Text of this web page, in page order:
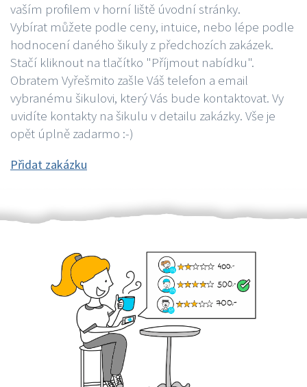
vaším profilem v horní liště úvodní stránky.
Vybírat můžete podle ceny, intuice, nebo lépe podle
hodnocení daného šikuly z předchozích zakázek.
Stačí kliknout na tlačítko "Příjmout nabídku".
Obratem Vyřešmito zašle Váš telefon a email
vybranému šikulovi, který Vás bude kontaktovat. Vy
uvidíte kontakty na šikulu v detailu zakázky. Vše je
opět úplně zadarmo :-)
Přidat zakázku